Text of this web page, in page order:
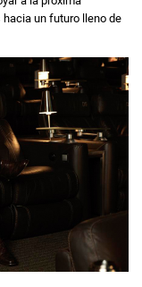
un futuro lleno de